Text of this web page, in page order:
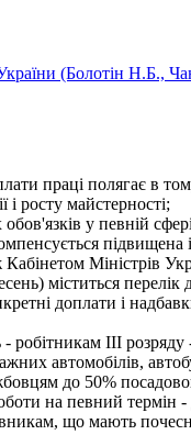
(Болотін Н.Б.,
праці полягає в
і росту майстерності;
у певній сфері
підвищена
Міністрів
міститься перелік
доплати і
- робітникам III
автомобілів,
до 50%
на певний термін
що мають